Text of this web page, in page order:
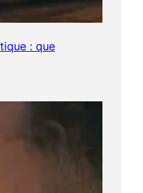
: que